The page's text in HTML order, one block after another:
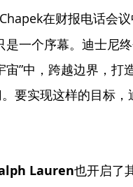
在财报电话会
是一个序幕。迪士尼
”中，跨越边界，打
要实现这样的目标
Lauren也开启了